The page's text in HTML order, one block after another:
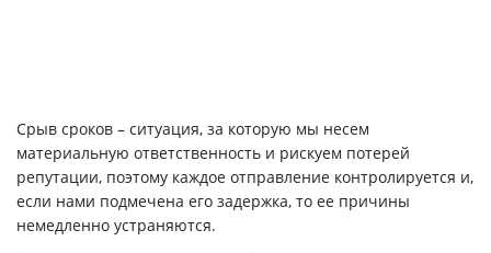
Срыв сроков – ситуация, за которую мы несем
материальную ответственность и рискуем потерей
репутации, поэтому каждое отправление контролируется и,
если нами подмечена его задержка, то ее причины
немедленно устраняются.